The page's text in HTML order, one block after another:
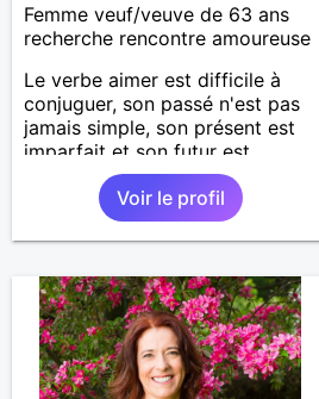
Femme veuf/veuve de 63 ans
recherche rencontre amoureuse
Le verbe aimer est difficile à
conjuguer, son passé n'est pas
jamais simple, son présent est
imparfait et son futur est
conditionnel.
Voir le profil